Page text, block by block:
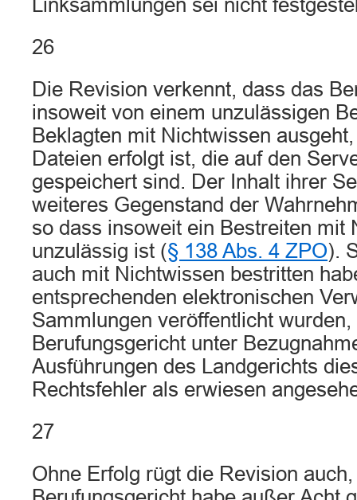
Linksammlungen sei nicht
26
Die Revision verkennt, dass das
insoweit von einem unzulässigen
Beklagten mit Nichtwissen
Dateien erfolgt ist, die auf den
gespeichert sind. Der Inhalt ihrer
weiteres Gegenstand der
so dass insoweit ein Bestreiten mit
unzulässig ist (§ 138 Abs. 4 ZPO).
auch mit Nichtwissen bestritten
entsprechenden elektronischen
Sammlungen veröffentlicht wurden,
Berufungsgericht unter
Ausführungen des Landgerichts
Rechtsfehler als erwiesen
27
Ohne Erfolg rügt die Revision